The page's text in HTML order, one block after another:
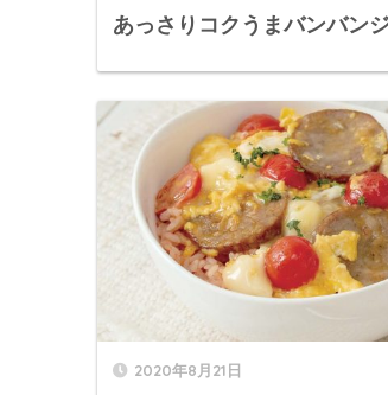
あっさりコクうまバンバン
2020年8月21日